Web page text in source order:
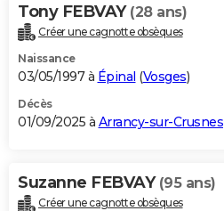
Tony FEBVAY (28 ans)
Créer une cagnotte obsèques
Naissance
03/05/1997 à Épinal (Vosges)
Décès
01/09/2025 à Arrancy-sur-Crusnes
Suzanne FEBVAY (95 ans)
Créer une cagnotte obsèques